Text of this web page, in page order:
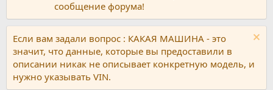
сообщение форума!
Если вам задали вопрос : КАКАЯ МАШИНА - это
значит, что данные, которые вы предоставили в
описании никак не описывает конкретную модель, и
нужно указывать VIN.